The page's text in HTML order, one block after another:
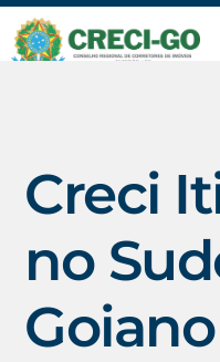
conteúdo
Creci
no
Goiano